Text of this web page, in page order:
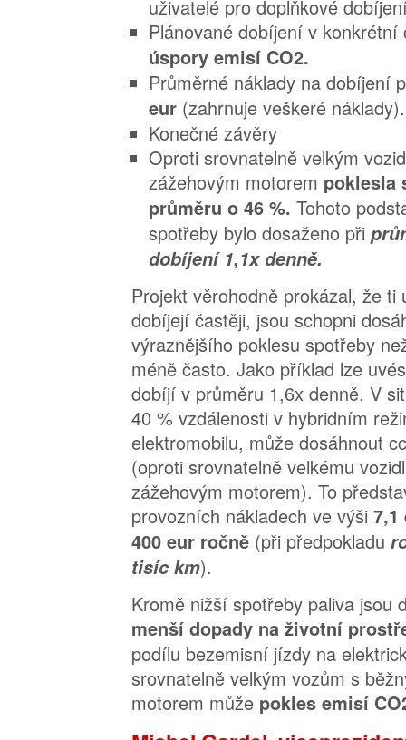
uživatelé pro doplňkové
Plánované dobíjení v
úspory emisí CO2.
Průměrné náklady na dobíjení
eur (zahrnuje veškeré náklady).
Konečné závěry
Oproti srovnatelně velkým
zážehovým motorem poklesla
průměru o 46 %.Tohoto
spotřeby bylo dosaženo při
dobíjení 1,1x denně.
Projekt věrohodně prokázal, že ti
dobíjejí častěji, jsou schopni
výraznějšího poklesu spotřeby
méně často. Jako příklad lze
dobíjí v průměru 1,6x denně. V
40 % vzdálenosti v hybridním
elektromobilu, může dosáhnout
(oproti srovnatelně velkému
zážehovým motorem). To
provozních nákladech ve výši 7,1
400 eur ročně (při předpokladu
tisíc km).
Kromě nižší spotřeby paliva jsou
menší dopady na životní
podílu bezemisní jízdy na
srovnatelně velkým vozům s
motorem může pokles emisí